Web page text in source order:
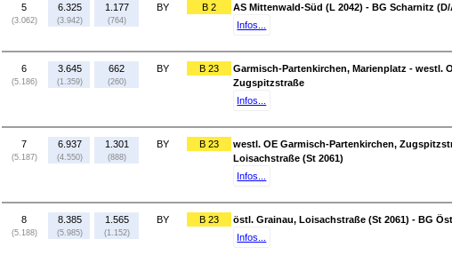
5
(3.062)
6.325
(3.942)
1.177
(764)
BY B 2
AS Mittenwald-Süd (L 2042) - BG Scharnitz (D/
Infos...
6
(5.186)
3.645
(1.359)
662
(260)
BY B 23
Garmisch-Partenkirchen, Marienplatz - westl.
Zugspitzstraße
Infos...
7
(5.187)
6.937
(4.550)
1.301
(888)
BY B 23
westl. OE Garmisch-Partenkirchen,
Loisachstraße (St 2061)
Infos...
8
(5.188)
8.385
(5.985)
1.565
(1.152)
BY B 23
östl. Grainau, Loisachstraße (St 2061) - BG
Infos...